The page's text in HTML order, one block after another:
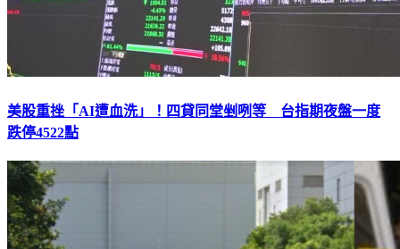
美股重挫「AI遭血洗」！四貸同堂剉咧等 台指期夜盤一度
跌停4522點